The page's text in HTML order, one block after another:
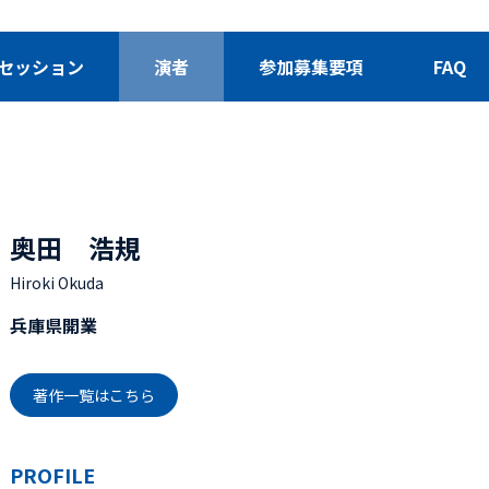
ッション 演者 参加募集要項 FAQ
奥田 浩規
Hiroki Okuda
兵庫県開業
著作一覧はこちら
PROFILE